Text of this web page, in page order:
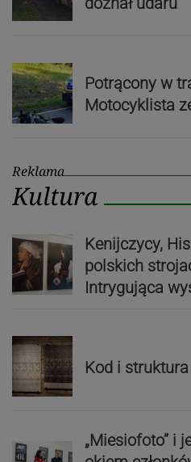
Potrącony w
Motocyklista
Reklama
Kultura
Kenijczycy,
polskich
Intrygująca
Kod i
„Miesiofoto” i